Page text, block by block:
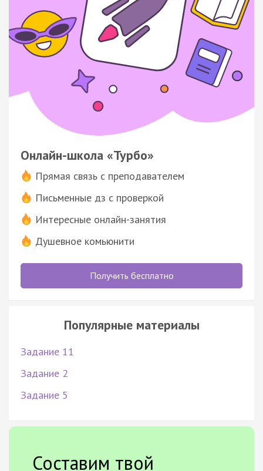
Онлайн-школа «Турбо»
Прямая связь с преподавателем
Письменные дз с проверкой
Интересные онлайн-занятия
Душевное комьюнити
Получить бесплатно
Популярные материалы
Задание 11
Задание 2
Задание 5
Составим твой